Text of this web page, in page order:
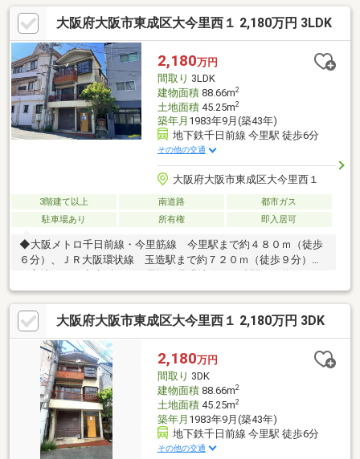
す。（フリーコール ０１２０－９９１－９３０）構造／木・鉄
筋コンクリート造建物面積に車庫面積約10.64m2を含む【周辺施
設】・大阪市立中本小学校 約430m・大阪市立本庄中学校 約
910m・大阪市立今里幼稚園 約600m・中本保育園 約200m・業
務スーパー今里店 約330m・サンディ今里店 約440m
大阪府大阪市東成区大今里西１ 2,180万円 3LDK
2,180万円
間取り 3LDK
建物面積88.66m2
土地面積45.25m2
築年月 1983年9月(築43年)
地下鉄千日前線 今里駅 徒歩6分
その他の交通
大阪府大阪市東成区大今里西１
3階建て以上 南道路
都市ガス
駐車場あり
所有権 即入居可
◆大阪メトロ千日前線・今里筋線 今里駅まで約４８０ｍ（徒歩
６分）、ＪＲ大阪環状線 玉造駅まで約７２０ｍ（徒歩９分）の
m（徒歩１１分）、大阪メトロ中央線・今里筋線 緑橋駅まで約
１，０６０ｍ（徒歩１４分）です。◆１９８３年（昭和５８年）
９月建築の木・ＲＣ造３階建。◆前面道路は広々とした公道約８
ｍで、車庫入れも楽々です。◆業務スーパー今里店まで約３２０
ｍ（徒歩４分）、サンディ今里店まで約４３０ｍ（徒歩６分）、
ライフ玉造店まで約５１０ｍ（徒歩７分）、ファミリーマート大
今里西１丁目店まで約１６０ｍ（徒歩２分）で、買物に大変便利
です。
大阪府大阪市東成区大今里西１ 2,180万円 3DK
2,180万円
間取り 3DK
建物面積88.66m2
土地面積45.25m2
築年月 1983年9月(築43年)
地下鉄千日前線 今里駅 徒歩6分
その他の交通